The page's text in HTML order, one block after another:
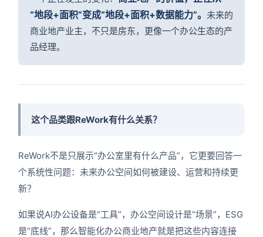
“地段+面积”变成“地段+面积+数据能力”。 未来的
商业地产业主，不只是房东，更像一个办公生态的产
品经理。
这个品类跟ReWork有什么关系？
ReWork不是只展示“办公室里有什么产品”，它更要回答一
个系统性问题：未来办公空间如何被建设、运营和持续更
新？
如果说AI办公设备是“工具”，办公空间设计是“场景”，ESG
是“底线”，那么智能化办公商业地产就是把这些内容连接